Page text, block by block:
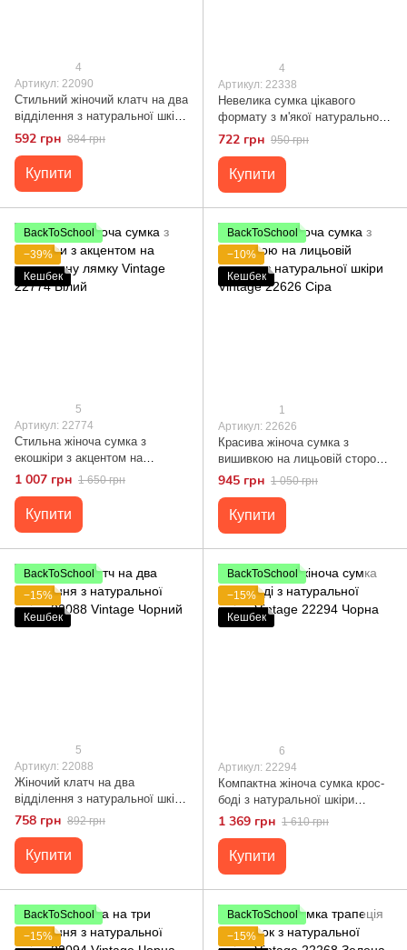
4
Артикул: 22090
Стильний жіночий клатч на два
відділення з натуральної шкіри
22090 Vintage Червоний
592 грн 884 грн
Купити
4
Артикул: 22338
Невелика сумка цікавого
формату з м'якої натуральної
шкіри Vintage 22338 Чорна
722 грн 950 грн
Купити
BackToSchool
−39%
Кешбек
5
Артикул: 22774
Стильна жіноча сумка з
екошкіри з акцентом на
текстильну лямку Vintage
22774 Білий
1 007 грн 1 650 грн
Купити
BackToSchool
−10%
Кешбек
1
Артикул: 22626
Красива жіноча сумка з
вишивкою на лицьовій стороні
з натуральної шкіри Vintage
22626 Сіра
945 грн 1 050 грн
Купити
BackToSchool
−15%
Кешбек
5
Артикул: 22088
Жіночий клатч на два
відділення з натуральної шкіри
22088 Vintage Чорний
758 грн 892 грн
Купити
BackToSchool
−15%
Кешбек
6
Артикул: 22294
Компактна жіноча сумка крос-
боді з натуральної шкіри
Vintage 22294 Чорна
1 369 грн 1 610 грн
Купити
BackToSchool
−15%
BackToSchool
−15%